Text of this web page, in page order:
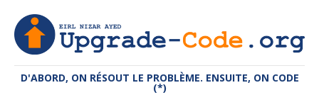
D'ABORD, ON RÉSOUT LE PROBLÈME. ENSUITE, ON CODE
(*)